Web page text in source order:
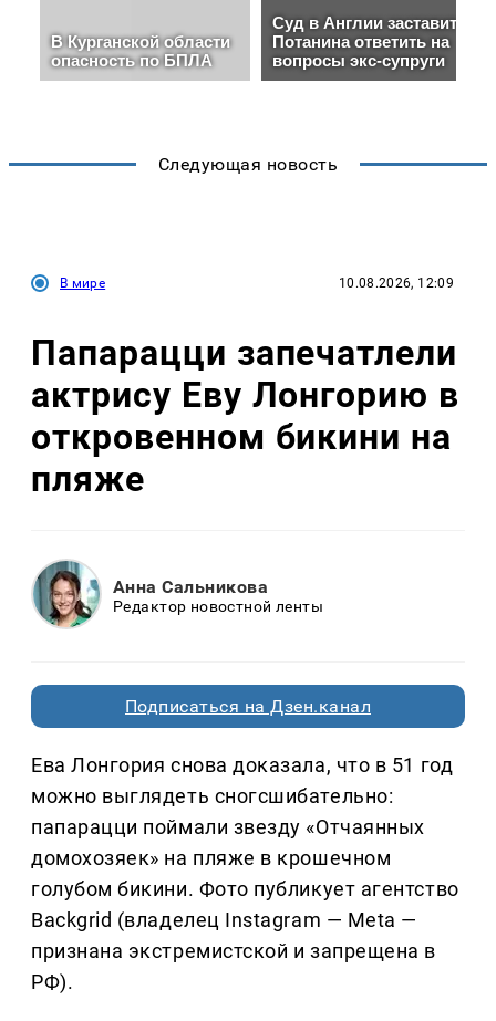
Следующая новость
В мире 10.08.2026, 12:09
Папарацци запечатлели
актрису Еву Лонгорию в
откровенном бикини на
пляже
Анна Сальникова
Редактор новостной ленты
Подписаться на Дзен.канал
Ева Лонгория снова доказала, что в 51 год
можно выглядеть сногсшибательно:
папарацци поймали звезду «Отчаянных
домохозяек» на пляже в крошечном
голубом бикини. Фото публикует агентство
Backgrid (владелец Instagram — Meta —
признана экстремистской и запрещена в
РФ).